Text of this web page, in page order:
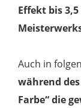
Effekt bis
Auch in
während
Farbe“ die